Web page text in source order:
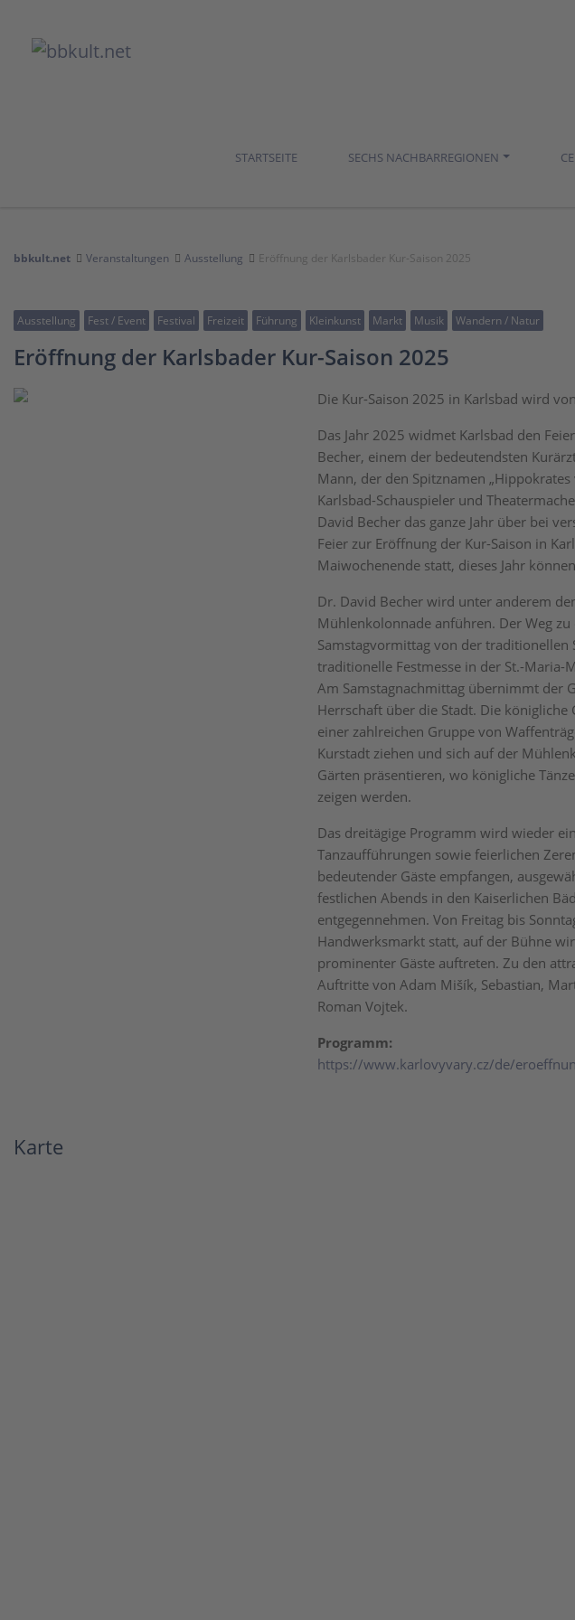
STARTSEITE SECHS NACHBARREGIONEN
bbkult.net Veranstaltungen Ausstellung Eröffnung der Karlsbader Kur-Saison 2025
Ausstellung Fest / Event Festival Freizeit Führung Kleinkunst Markt Musik Wandern / Natur
Eröffnung der Karlsbader Kur-Saison 2025
Die Kur-Saison 2025 in Karlsbad wird
Das Jahr 2025 widmet Karlsbad den
Becher, einem der bedeutendsten
Mann, der den Spitznamen
Karlsbad-Schauspieler und
David Becher das ganze Jahr über bei
Feier zur Eröffnung der Kur-Saison in
Maiwochenende statt, dieses Jahr
Dr. David Becher wird unter anderem
Mühlenkolonnade anführen. Der Weg
Samstagvormittag von der traditionellen
traditionelle Festmesse in der St.-
Am Samstagnachmittag übernimmt der
Herrschaft über die Stadt. Die
einer zahlreichen Gruppe von
Kurstadt ziehen und sich auf der
Gärten präsentieren, wo königliche
zeigen werden.
Das dreitägige Programm wird wieder
Tanzaufführungen sowie feierlichen
bedeutender Gäste empfangen,
festlichen Abends in den Kaiserlichen
entgegennehmen. Von Freitag bis
Handwerksmarkt statt, auf der Bühne
prominenter Gäste auftreten. Zu den
Auftritte von Adam Mišík, Sebastian,
Roman Vojtek.
Programm:
https://www.karlovyvary.cz/de/
Karte